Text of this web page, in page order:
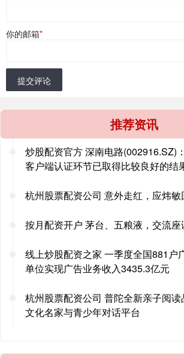
你的邮箱*
提交评论
推荐资讯
炒股配资官方 深南电路(002916.SZ)
客户端认证环节已取得比较良好的结
杭州股票配资公司 意外走红，应炜敏
按月配资开户 茅台、五粮液，交流座
线上炒股配资之家 一季度全国881户
单位实现广告业务收入3435.3亿元
杭州股票配资公司 普陀全新亲子阅
文化名家与青少年对话平台